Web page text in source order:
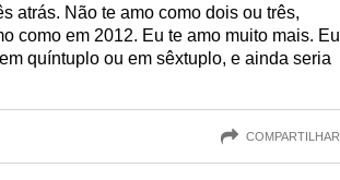
atrás. Não te amo como dois ou três,
como em 2012. Eu te amo muito mais. Eu
quíntuplo ou em sêxtuplo, e ainda seria
COMPARTILHAR